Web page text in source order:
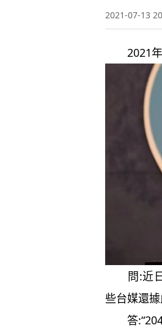
2021-07-13
2021年7
問:近日
些台媒還
答:“2049